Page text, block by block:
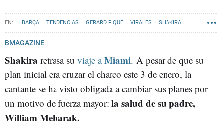
BARÇA TENDENCIAS GERARD PIQUÉ VIRALES SHAKIRA
BMAGAZINE
Shakira retrasa su viaje aMiami. A pesar de que su
plan inicial era cruzar el charco este 3 de enero, la
cantante se ha visto obligada a cambiar sus planes por
un motivo de fuerza mayor: la salud de su padre,
William Mebarak.